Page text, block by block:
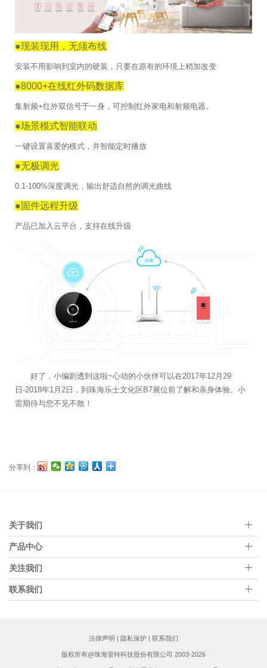
●现装现用，无须布线
安装不用影响到室内的硬装，只要在原有的环境上稍加改变
●8000+在线红外码数据库
集射频+红外双信号于一身，可控制红外家电和射频电器。
●场景模式智能联动
一键设置喜爱的模式，并智能定时播放
●无极调光
0.1-100%深度调光，输出舒适自然的调光曲线
●固件远程升级
产品已加入云平台，支持在线升级
好了，小编剧透到这啦~心动的小伙伴可以在2017年12月29
日-2018年1月2日，到珠海乐士文化区B7展位前了解和亲身体验。小
雷期待与您不见不散！
分享到：
关于我们
产品中心
关注我们
联系我们
法律声明 隐私保护 联系我们
版权所有@珠海雷特科技股份有限公司 2003-2026